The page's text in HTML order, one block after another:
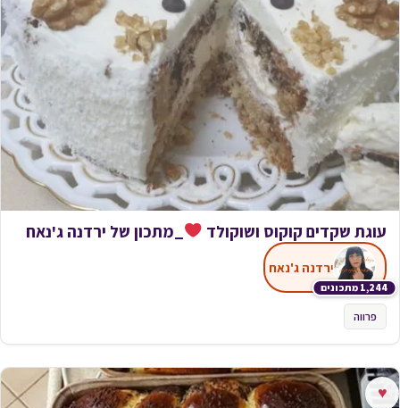
עוגת שקדים קוקוס ושוקולד _מתכון של ירדנה ג'נאח
1,244 מתכונים
ירדנה ג'נאח
פרווה
♥